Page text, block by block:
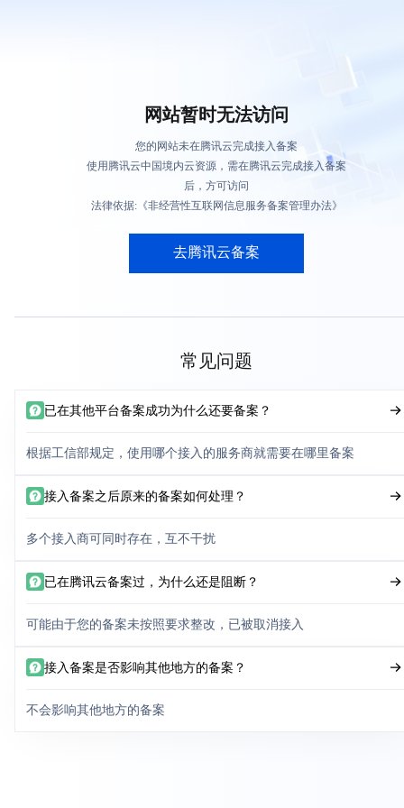
网站暂时无法访问
您的网站未在腾讯云完成接入备案
使用腾讯云中国境内云资源，需在腾讯云完成接入备案
后，方可访问
法律依据:《非经营性互联网信息服务备案管理办法》
去腾讯云备案
常见问题
已在其他平台备案成功为什么还要备案？
根据工信部规定，使用哪个接入的服务商就需要在哪里备案
接入备案之后原来的备案如何处理？
多个接入商可同时存在，互不干扰
已在腾讯云备案过，为什么还是阻断？
可能由于您的备案未按照要求整改，已被取消接入
接入备案是否影响其他地方的备案？
不会影响其他地方的备案